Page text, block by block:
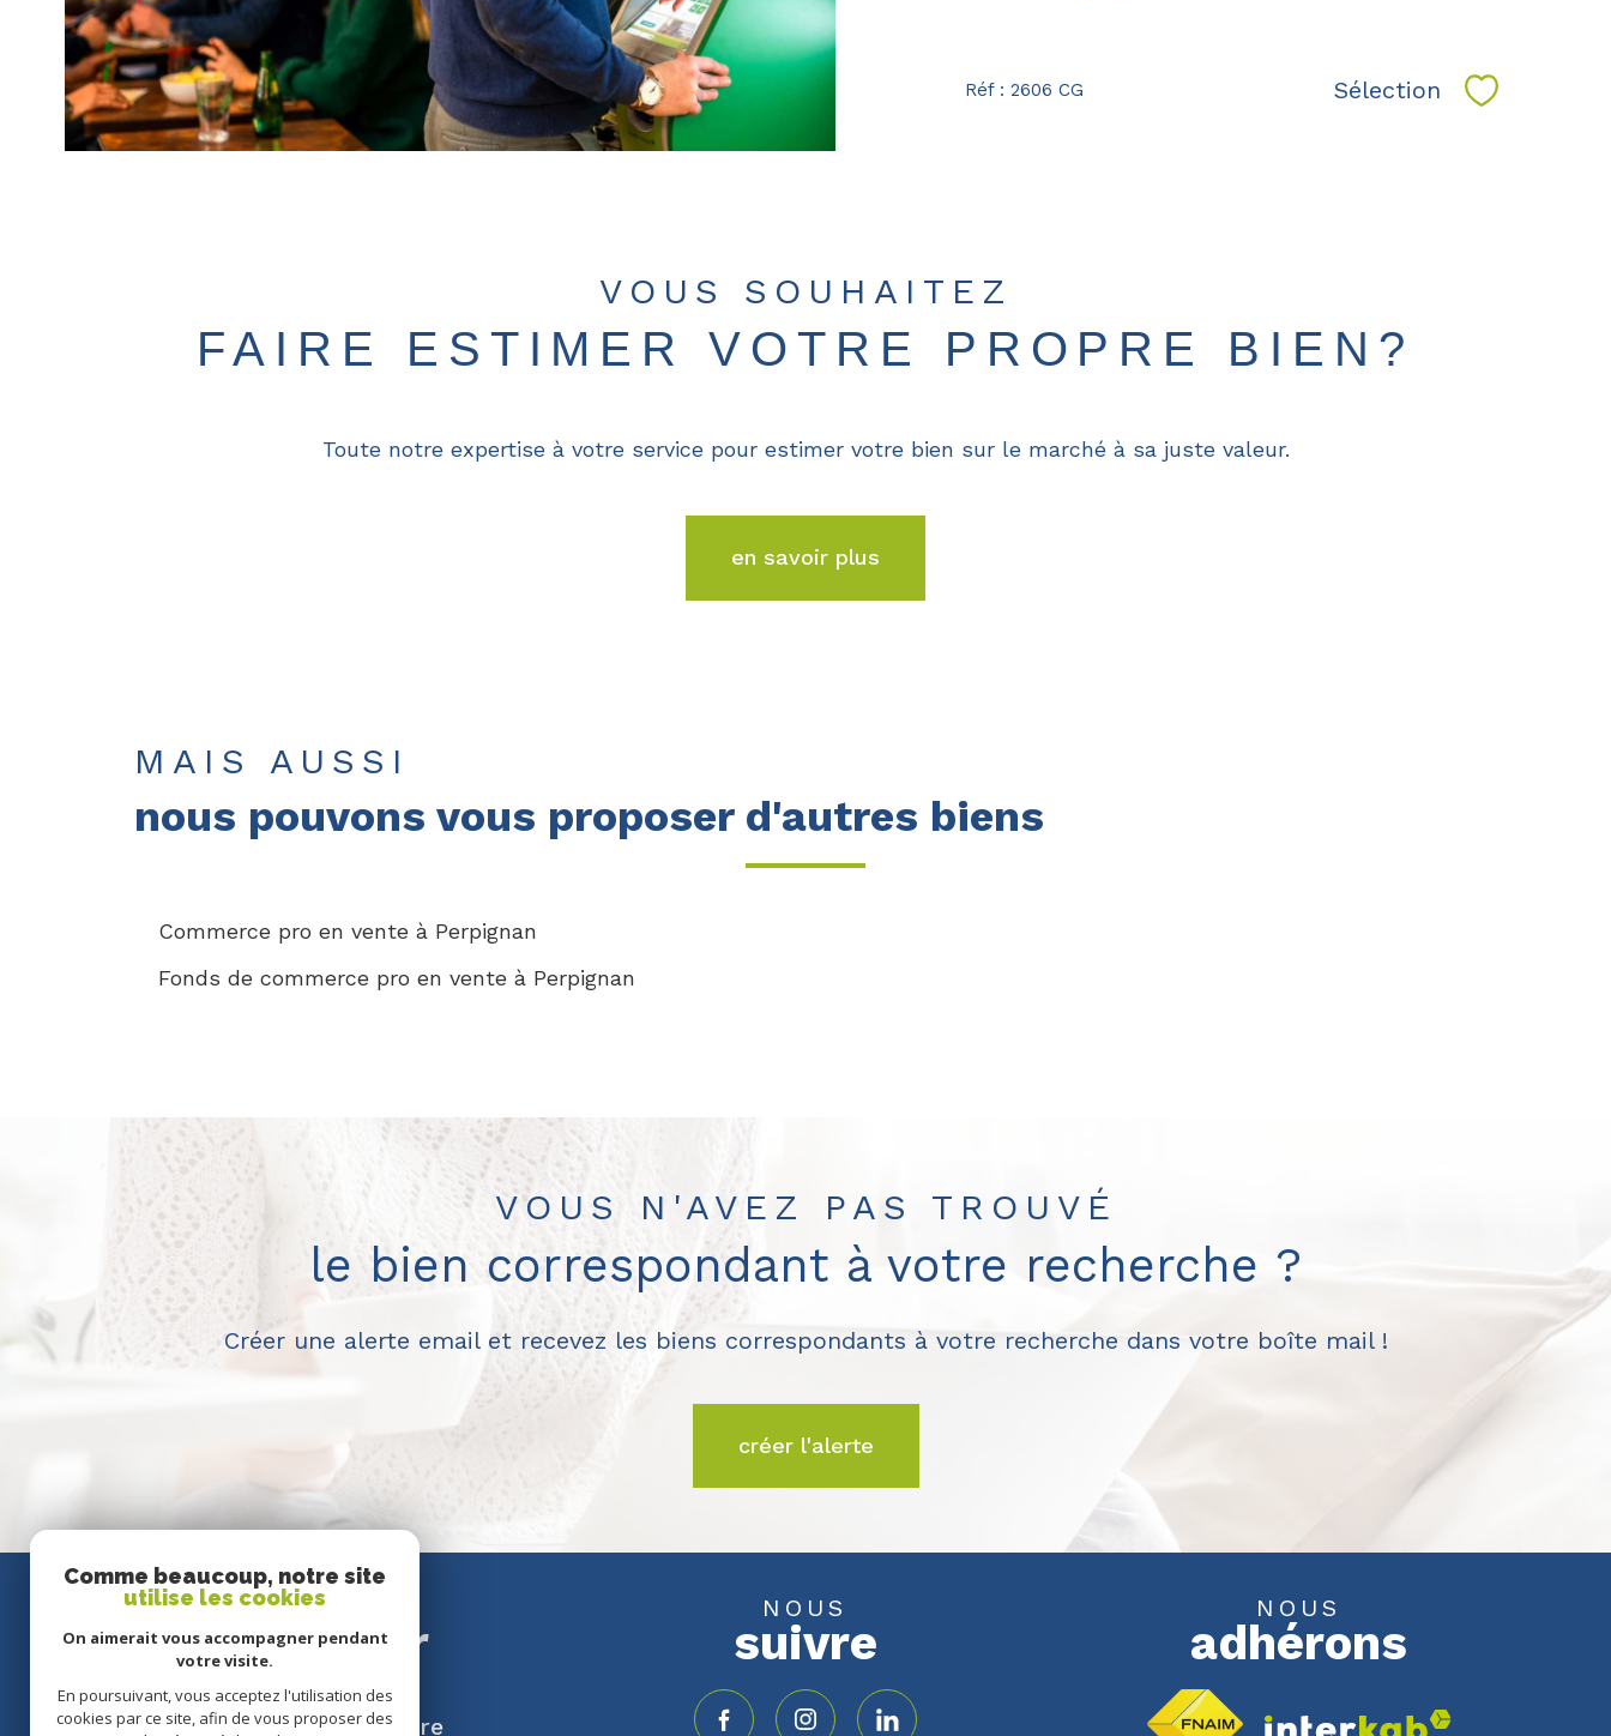
Réf : 2606 CG Sélection
VOUS SOUHAITEZ
FAIRE ESTIMER VOTRE PROPRE BIEN?
Toute notre expertise à votre service pour estimer votre bien sur le marché à sa juste valeur.
en savoir plus
MAIS AUSSI
nous pouvons vous proposer d'autres biens
Commerce pro en vente à Perpignan
Fonds de commerce pro en vente à Perpignan
VOUS N'AVEZ PAS TROUVÉ
le bien correspondant à votre recherche ?
Créer une alerte email et recevez les biens correspondants à votre recherche dans votre boîte mail !
créer l'alerte
SE
connecter
espace propriétaire
NOUS
suivre
NOUS
adhérons
Comme beaucoup, notre site
utilise les cookies
On aimerait vous accompagner pendant
votre visite.
En poursuivant, vous acceptez l'utilisation des
cookies par ce site, afin de vous proposer des